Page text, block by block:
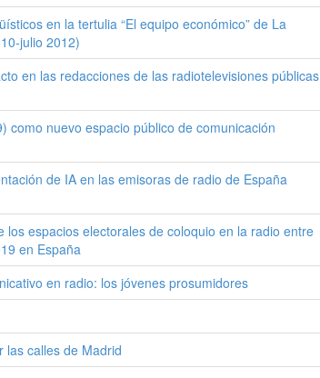
en la tertulia “El equipo económico” de La
julio 2012)
en las redacciones de las radiotelevisiones públicas
como nuevo espacio público de comunicación
de IA en las emisoras de radio de España
los espacios electorales de coloquio en la radio entre
en España
en radio: los jóvenes prosumidores
las calles de Madrid